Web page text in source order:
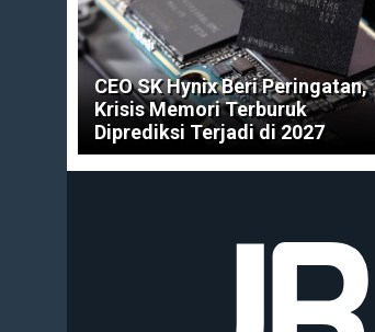
CEO SK Hynix Beri Peringatan,
Krisis Memori Terburuk
Diprediksi Terjadi di 2027